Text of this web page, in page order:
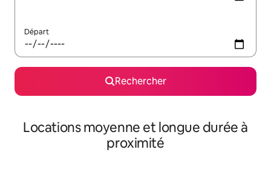
Départ
Rechercher
Locations moyenne et longue durée à
proximité